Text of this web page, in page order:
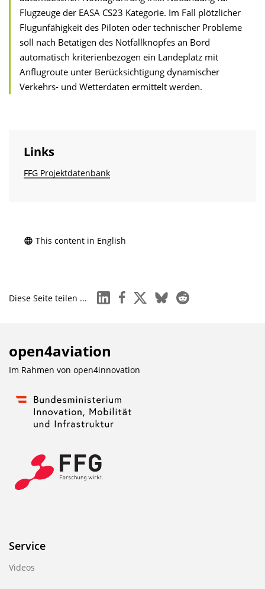
Flugzeuge der EASA CS23 Kategorie. Im Fall plötzlicher
Flugunfähigkeit des Piloten oder technischer Probleme
soll nach Betätigen des Notfallknopfes an Bord
automatisch kriterienbezogen ein Landeplatz mit
Anflugroute unter Berücksichtigung dynamischer
Verkehrs- und Wetterdaten ermittelt werden.
Links
FFG Projektdatenbank
This content in English
Diese Seite teilen ... linkedinfacebook
x blueskyreddit
open4aviation
Im Rahmen von open4innovation
Service
Videos